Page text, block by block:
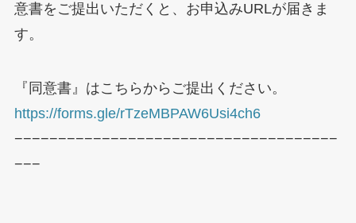
意書をご提出いただくと、お申込みURLが届きま
す。
『同意書』はこちらからご提出ください。
https://forms.gle/rTzeMBPAW6Usi4ch6
−−−−−−−−−−−−−−−−−−−−−−−−−−−−−−−−−−−−−
−−−